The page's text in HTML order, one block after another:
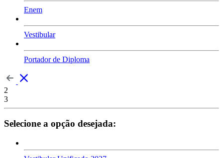
Enem
Vestibular
Portador de Diploma
2
3
Selecione a opção desejada: